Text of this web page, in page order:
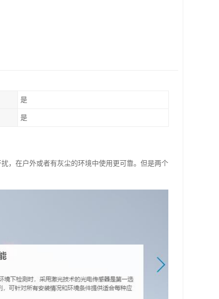
是
是
，在户外或者有灰尘的环境中使用更可靠。但是两个